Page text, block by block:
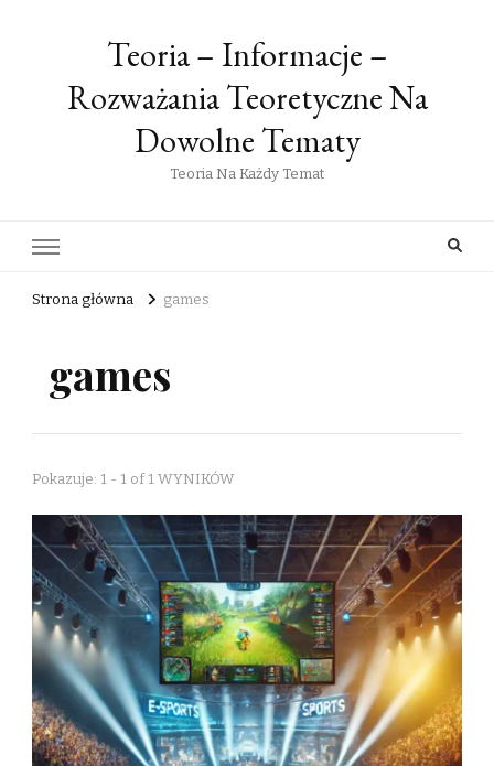
Teoria – Informacje –
Rozważania Teoretyczne Na
Dowolne Tematy
Teoria Na Każdy Temat
Strona główna games
games
Pokazuje: 1 - 1 of 1 WYNIKÓW